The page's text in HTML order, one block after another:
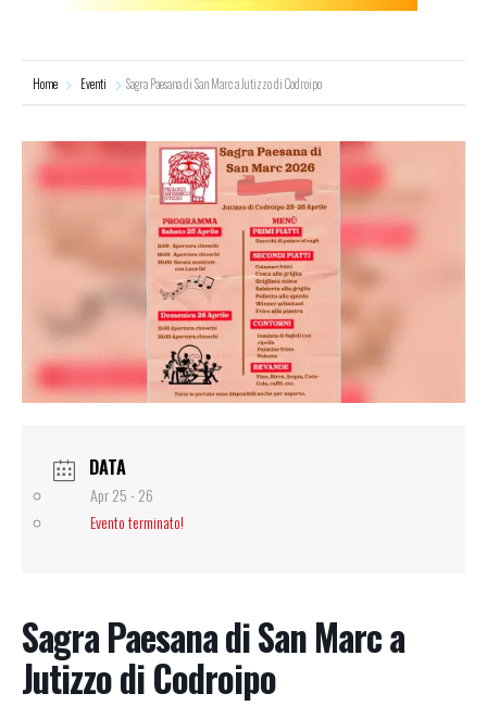
Home Eventi Sagra Paesana di San Marc a Jutizzo di Codroipo
DATA
Apr 25 - 26
Evento terminato!
Sagra Paesana di San Marc a
Jutizzo di Codroipo